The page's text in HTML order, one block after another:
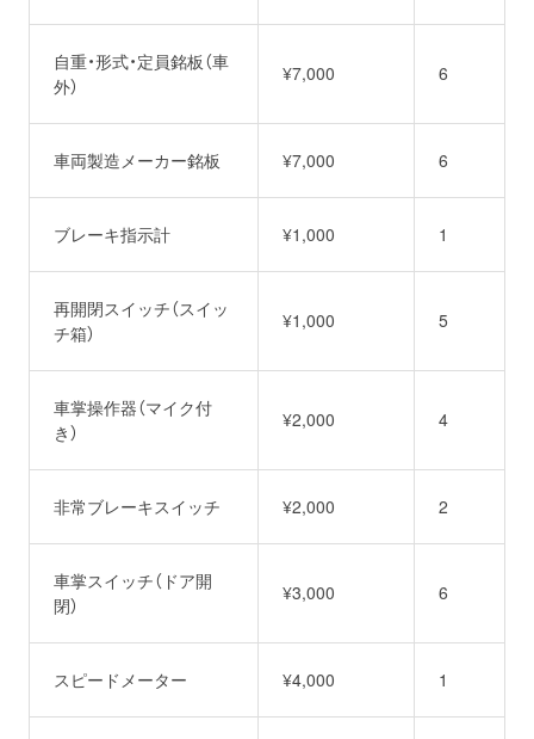
自重・形式・定員銘板（車
外）
¥7,000 6
車両製造メーカー銘板 ¥7,000 6
ブレーキ指示計 ¥1,000 1
再開閉スイッチ（スイッ
チ箱）
¥1,000 5
車掌操作器（マイク付
き）
¥2,000 4
非常ブレーキスイッチ ¥2,000 2
車掌スイッチ（ドア開
閉）
¥3,000 6
スピードメーター ¥4,000 1